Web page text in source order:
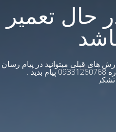
حال تعمیر
های قبلی میتوانید در پیام رسان
.
تشکر